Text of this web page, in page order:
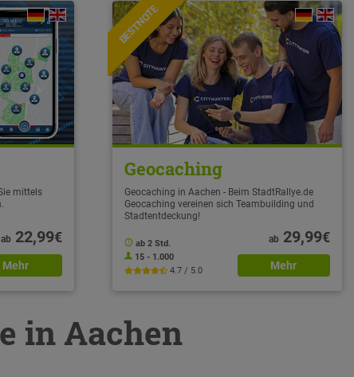
mittels
ab22,99€
Mehr
BESTNOTE
Geocaching
Geocaching in Aachen - Beim StadtRallye.de
Geocaching vereinen sich Teambuilding und
Stadtentdeckung!
ab 2 Std.
15 - 1.000
4.7 / 5.0
ab29,99€
Mehr
in Aachen